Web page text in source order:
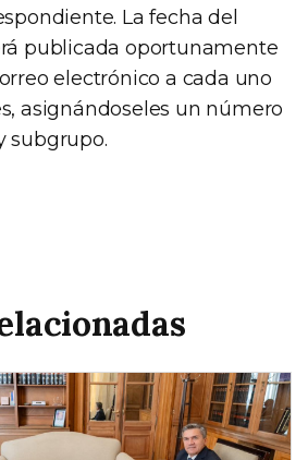
La fecha del
publicada oportunamente
electrónico a cada uno
asignándoseles un número
subgrupo.